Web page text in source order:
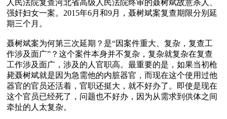
人民法院复查河北省高级人民法院终审的聂树斌故意杀人、
强奸妇女一案。2015年6月和9月，聂树斌案复查期限分别延
期三个月。
聂树斌案为何第三次延期？是“因案件重大、复杂，复查工
作涉及面广”？这个案件本身并不复杂，复杂就复杂在复查
工作涉及面广，涉及的人官职高。最重要的是，如果当初枪
毙聂树斌就是因为急需他的内脏器官，而现在这个使用过他
器官的官员还活着，官职还挺大，就不好办了。即使是现在
这个官员已经死了，问题也不好办，因为从需求到供体之间
牵扯的人太复杂。